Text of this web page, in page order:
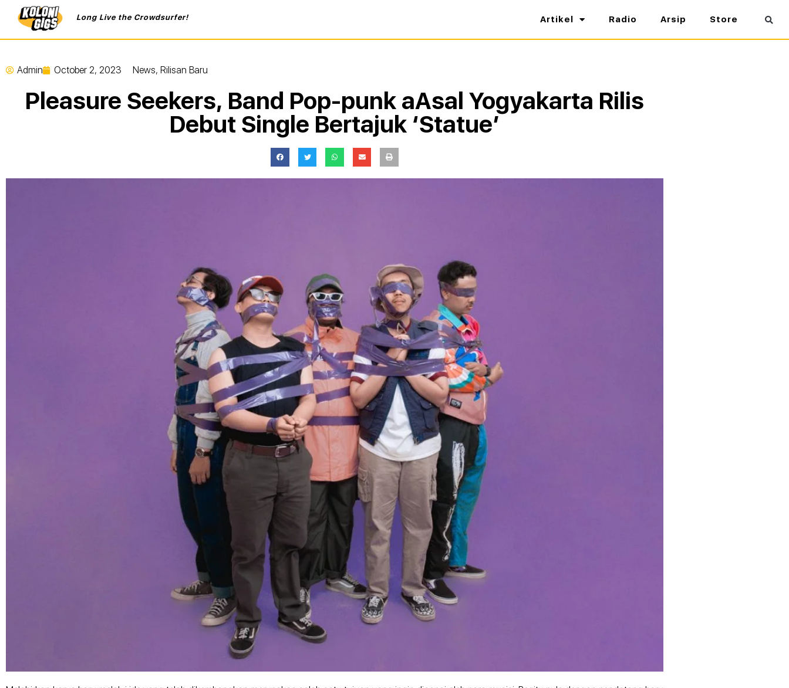
Long Live the Crowdsurfer! Artikel Radio Arsip Store
Admin October 2, 2023 News, Rilisan Baru
Pleasure Seekers, Band Pop-punk aAsal Yogyakarta Rilis
Debut Single Bertajuk ‘Statue’